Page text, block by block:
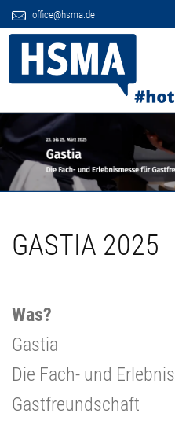
office@hsma.de
GASTIA 2025
Was?
Gastia
Die Fach- und
Gastfreundschaft